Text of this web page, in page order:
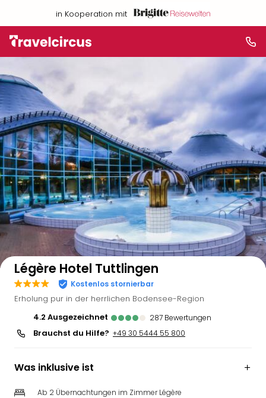
in Kooperation mit
Auf der Karte anzeigen
Légère Hotel Tuttlingen
Kostenlos stornierbar
Erholung pur in der herrlichen Bodensee-Region
4.2
ausgezeichnet 287 Bewertungen
Brauchst du Hilfe? +49 30 5444 55 800
Was inklusive ist
Ab 2 Übernachtungen im Zimmer Légère